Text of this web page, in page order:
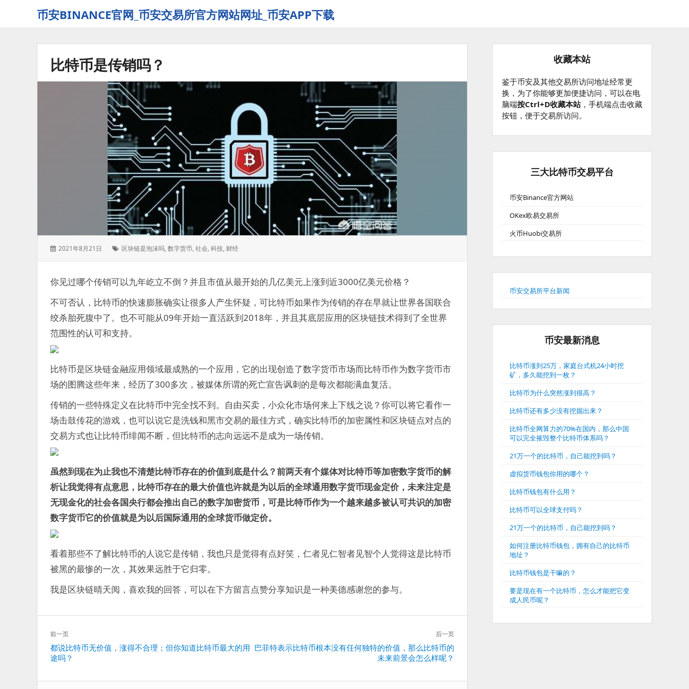
币安BINANCE官网_币安交易所官方网站网址_币安APP下载
比特币是传销吗？
发
2021年8月21日
标
区块链是泡沫吗,数字货币,社会,科技, 财经
你见过哪个传销可以九年屹立不倒？并且市值从最开始的几亿美元上涨到近3000亿美元价格？
不可否认，比特币的快速膨胀确实让很多人产生怀疑，可比特币如果作为传销的存在早就让世界各国联合
绞杀胎死腹中了。也不可能从09年开始一直活跃到2018年，并且其底层应用的区块链技术得到了全世界
范围性的认可和支持。
比特币是区块链金融应用领域最成熟的一个应用，它的出现创造了数字货币市场而比特币作为数字货币市
场的图腾这些年来，经历了300多次，被媒体所谓的死亡宣告讽刺的是每次都能满血复活。
传销的一些特殊定义在比特币中完全找不到。自由买卖，小众化市场何来上下线之说？你可以将它看作一
场击鼓传花的游戏，也可以说它是洗钱和黑市交易的最佳方式，确实比特币的加密属性和区块链点对点的
交易方式也让比特币绯闻不断，但比特币的志向远远不是成为一场传销。
虽然到现在为止我也不清楚比特币存在的价值到底是什么？前两天有个媒体对比特币等加密数字货币的解
析让我觉得有点意思，比特币存在的最大价值也许就是为以后的全球通用数字货币现金定价，未来注定是
无现金化的社会各国央行都会推出自己的数字加密货币，可是比特币作为一个越来越多被认可共识的加密
数字货币它的价值就是为以后国际通用的全球货币做定价。
看着那些不了解比特币的人说它是传销，我也只是觉得有点好笑，仁者见仁智者见智个人觉得这是比特币
被黑的最惨的一次，其效果远胜于它归零。
我是区块链晴天阅，喜欢我的回答，可以在下方留言点赞分享知识是一种美德感谢您的参与。
文
章
导
航
前一页
上
一
都说比特币无价值，涨得不合理；但你知道比特币最大的用
途吗？
后一页
下
巴菲特表示比特币根本没有任何独特的价值，那么比特币的
未来前景会怎么样呢？
收藏本站
鉴于币安及其他交易所访问地址经常更
换，为了你能够更加便捷访问，可以在电
脑端按Ctrl+D收藏本站，手机端点击收藏
按钮，便于交易所访问。
三大比特币交易平台
币安Binance官方网站
OKex欧易交易所
火币Huobi交易所
币安交易所平台新闻
币安最新消息
比特币涨到25万，家庭台式机24小时挖
矿，多久能挖到一枚？
比特币为什么突然涨到很高？
比特币还有多少没有挖掘出来？
比特币全网算力的70%在国内，那么中国
可以完全摧毁整个比特币体系吗？
21万一个的比特币，自己能挖到吗？
虚拟货币钱包你用的哪个？
比特币钱包有什么用？
比特币可以全球支付吗？
21万一个的比特币，自己能挖到吗？
如何注册比特币钱包，拥有自己的比特币
地址？
比特币钱包是干嘛的？
要是现在有一个比特币，怎么才能把它变
成人民币呢？